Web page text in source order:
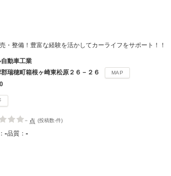
・整備！豊富な経験を活かしてカーライフをサポート！！
動車工業
瑞穂町箱根ヶ崎東松原２６－２６ MAP
- 点 (投稿数-件)
-品質： -